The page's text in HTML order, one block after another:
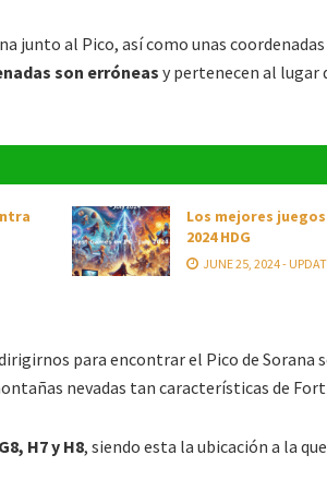
junto al Pico, así como unas
son erróneas y pertenecen al lugar
Los mejores
2024 HDG
JUNE 25, 2024 -
para encontrar el Pico de Sorana
nevadas tan características de
H7 y H8, siendo esta la ubicación a la